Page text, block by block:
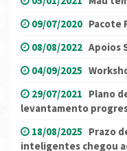
09/07/2020 Pacote
08/08/2022 Apoios
04/09/2025
29/07/2021 Plano
levantamento
18/08/2025 Prazo
inteligentes chegou